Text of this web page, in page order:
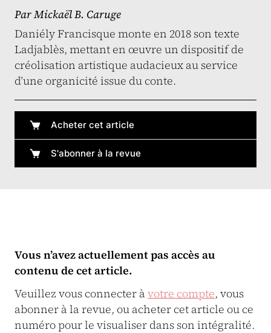
ParMickaël B. Caruge
Daniély Francisque monte en 2018 son texte
Ladjablès, mettant en œuvre un dispositif de
créolisation artistique audacieux au service
d’une organicité issue du conte.
Acheter cet article
S'abonner à la revue
Vous n’avez actuellement pas accès au
contenu de cet article.
Veuillez vous connecter àvotre compte, vous
abonner à la revue, ou acheter cet article ou ce
numéro pour le visualiser dans son intégralité.